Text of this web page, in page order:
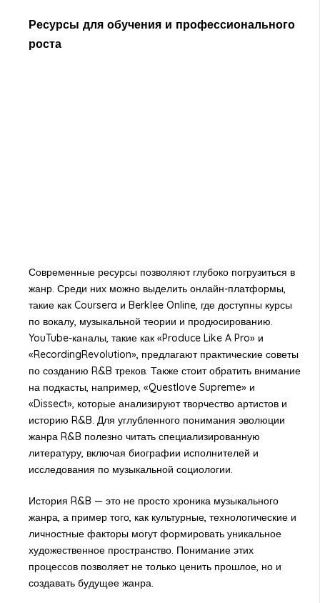
Ресурсы для обучения и профессионального
роста
Современные ресурсы позволяют глубоко погрузиться в
жанр. Среди них можно выделить онлайн-платформы,
такие как Coursera и Berklee Online, где доступны курсы
по вокалу, музыкальной теории и продюсированию.
YouTube-каналы, такие как «Produce Like A Pro» и
«RecordingRevolution», предлагают практические советы
по созданию R&B треков. Также стоит обратить внимание
на подкасты, например, «Questlove Supreme» и
«Dissect», которые анализируют творчество артистов и
историю R&B. Для углубленного понимания эволюции
жанра R&B полезно читать специализированную
литературу, включая биографии исполнителей и
исследования по музыкальной социологии.
История R&B — это не просто хроника музыкального
жанра, а пример того, как культурные, технологические и
личностные факторы могут формировать уникальное
художественное пространство. Понимание этих
процессов позволяет не только ценить прошлое, но и
создавать будущее жанра.